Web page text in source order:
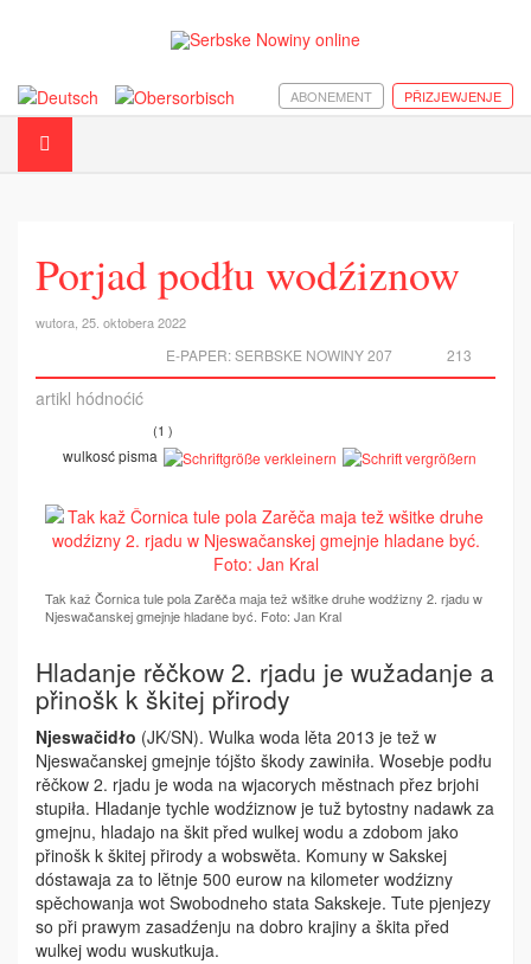
PŘIZJEWJENJE
ABONEMENT
Porjad podłu wodźiznow
wutora, 25. oktobera 2022
213
E-PAPER:SERBSKE NOWINY 207
artikl hódnoćić
(1 )
wulkosć pisma
Tak kaž Čornica tule pola Zarěča maja tež wšitke druhe wodźizny 2. rjadu w
Njeswačanskej gmejnje hladane być. Foto: Jan Kral
Hladanje rěčkow 2. rjadu je wužadanje a
přinošk k škitej přirody
Njeswačidło (JK/SN). Wulka woda lěta 2013 je tež w
Njeswačanskej gmejnje tójšto škody zawiniła. Wosebje podłu
rěčkow 2. rjadu je woda na wjacorych městnach přez brjohi
stupiła. Hladanje tychle wodźiznow je tuž bytostny nadawk za
gmejnu, hladajo na škit před wulkej wodu a zdobom jako
přinošk k škitej přirody a wobswěta. Komuny w Sakskej
dóstawaja za to lětnje 500 eurow na kilometer wodźizny
spěchowanja wot Swobodneho stata Sakskeje. Tute pjenjezy
so při prawym zasadźenju na dobro krajiny a škita před
wulkej wodu wuskutkuja.